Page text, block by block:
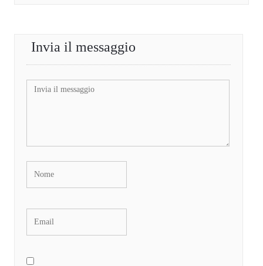
Invia il messaggio